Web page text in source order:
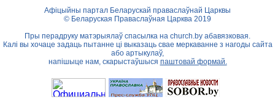
Афіцыйны партал Беларускай праваслаўнай Царквы
© Беларуская Праваслаўная Царква 2019
Пры перадруку матэрыялаў спасылка на church.by абавязковая.
Калі вы хочаце задаць пытанне ці выказаць свае меркаванне з нагоды сайта
або артыкулаў,
напішыце нам, скарыстаўшыся паштовай формай.